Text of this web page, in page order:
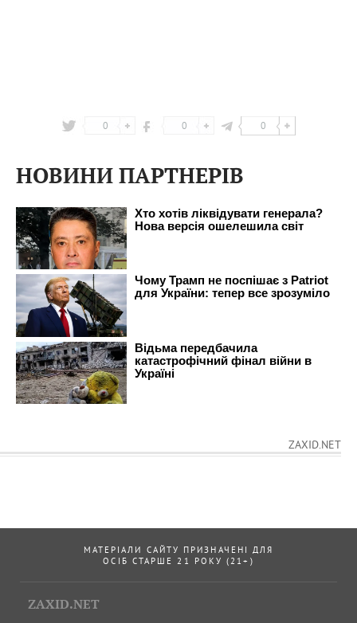
0 0 0
НОВИНИ ПАРТНЕРІВ
ZAXID.NET
МАТЕРІАЛИ САЙТУ ПРИЗНАЧЕНІ ДЛЯ
ОСІБ СТАРШЕ 21 РОКУ (21+)
ZAXID.NET